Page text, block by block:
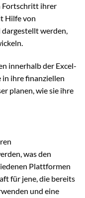
Fortschritt ihrer
Hilfe von
dargestellt werden,
innerhalb der Excel-
ihre finanziellen
planen, wie sie ihre
was den
Plattformen
für jene, die bereits
und eine